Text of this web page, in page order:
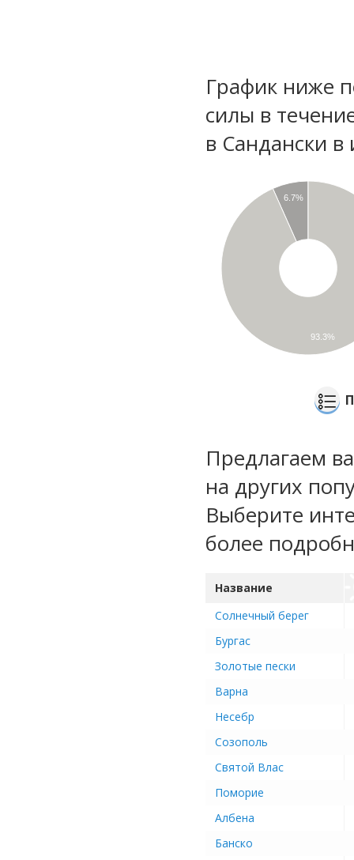
График ниже
силы в
в Сандански
6.7%
93.3%
Предлагаем
на других
Выберите
более
Название
Солнечный берег
Бургас
Золотые пески
Варна
Несебр
Созополь
Святой Влас
Поморие
Албена
Банско